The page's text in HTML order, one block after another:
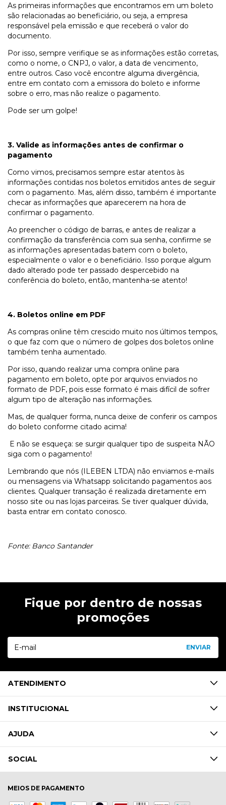
As primeiras informações que encontramos em um boleto
são relacionadas ao beneficiário, ou seja, a empresa
responsável pela emissão e que receberá o valor do
documento.
Por isso, sempre verifique se as informações estão corretas,
como o nome, o CNPJ, o valor, a data de vencimento,
entre outros. Caso você encontre alguma divergência,
entre em contato com a emissora do boleto e informe
sobre o erro, mas não realize o pagamento.
Pode ser um golpe!
3. Valide as informações antes de confirmar o
pagamento
Como vimos, precisamos sempre estar atentos às
informações contidas nos boletos emitidos antes de seguir
com o pagamento. Mas, além disso, também é importante
checar as informações que aparecerem na hora de
confirmar o pagamento.
Ao preencher o código de barras, e antes de realizar a
confirmação da transferência com sua senha, confirme se
as informações apresentadas batem com o boleto,
especialmente o valor e o beneficiário. Isso porque algum
dado alterado pode ter passado despercebido na
conferência do boleto, então, mantenha-se atento!
4. Boletos online em PDF
As compras online têm crescido muito nos últimos tempos,
o que faz com que o número de golpes dos boletos online
também tenha aumentado.
Por isso, quando realizar uma compra online para
pagamento em boleto, opte por arquivos enviados no
formato de PDF, pois esse formato é mais difícil de sofrer
algum tipo de alteração nas informações.
Mas, de qualquer forma, nunca deixe de conferir os campos
do boleto conforme citado acima!
E não se esqueça: se surgir qualquer tipo de suspeita NÃO
siga com o pagamento!
Lembrando que nós (ILEBEN LTDA) não enviamos e-mails
ou mensagens via Whatsapp solicitando pagamentos aos
clientes. Qualquer transação é realizada diretamente em
nosso site ou nas lojas parceiras. Se tiver qualquer dúvida,
basta entrar em contato conosco.
Fonte: Banco Santander
Fique por dentro de nossas
promoções
ATENDIMENTO
INSTITUCIONAL
AJUDA
SOCIAL
MEIOS DE PAGAMENTO